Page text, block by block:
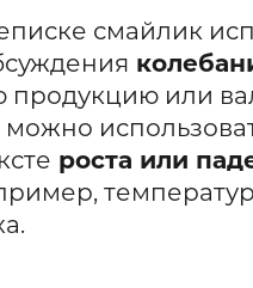
смайлик
продукцию или
роста или